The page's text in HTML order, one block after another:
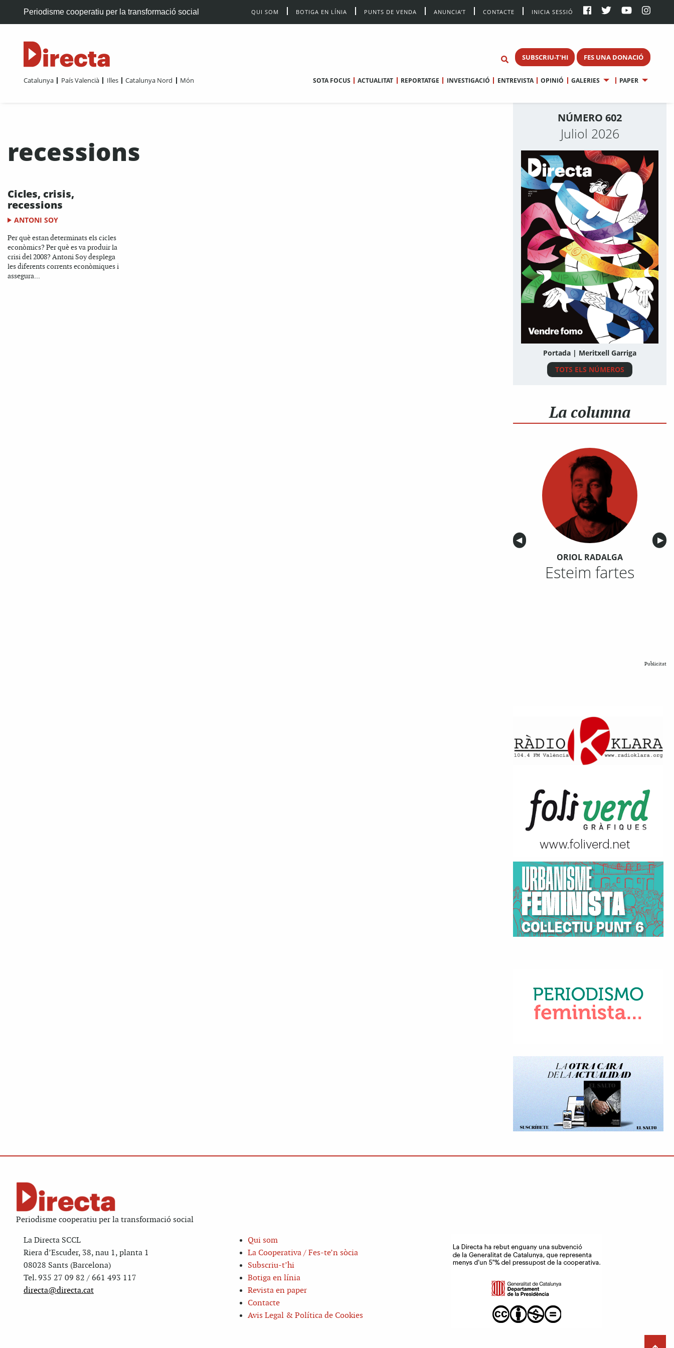
Periodisme cooperatiu per la transformació social QUI SOM BOTIGA EN LÍNIA PUNTS DE VENDA ANUNCIA’T CONTACTE INICIA SESSIÓ
SUBSCRIU-T'HI FES UNA DONACIÓ
Catalunya País Valencià Illes Catalunya Nord Món SOTA FOCUS ACTUALITAT REPORTATGE INVESTIGACIÓ ENTREVISTA OPINIÓ GALERIES PAPER
recessions
Cicles, crisis,
recessions
ANTONI SOY
Per què estan determinats els cicles
econòmics? Per què es va produir la
crisi del 2008? Antoni Soy desplega
les diferents corrents econòmiques i
assegura...
NÚMERO 602
Juliol 2026
Portada | Meritxell Garriga
TOTS ELS NÚMEROS
La columna
Anterior
◀︎ ▶︎
ORIOL RADALGA
Esteim fartes
Publicitat
Periodisme cooperatiu per la transformació social
La Directa SCCL
Riera d’Escuder, 38, nau 1, planta 1
08028 Sants (Barcelona)
Tel. 935 27 09 82 / 661 493 117
directa@directa.cat
Qui som
La Cooperativa / Fes-te’n sòcia
Subscriu-t’hi
Botiga en línia
Revista en paper
Contacte
Avis Legal & Política de Cookies